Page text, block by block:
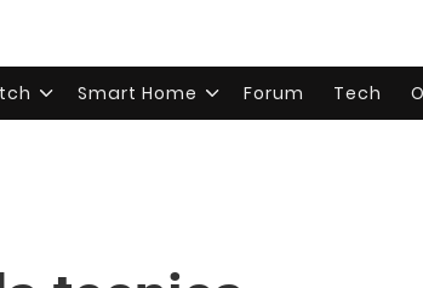
Smart Home Forum Tech